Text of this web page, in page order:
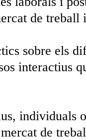
de treball
sobre els
interactius
individuals
de